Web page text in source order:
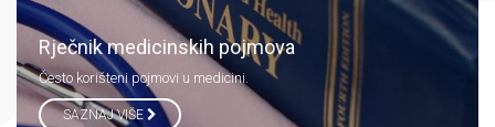
Rječnik medicinskih pojmova
Često korišteni pojmovi u medicini.
SAZNAJ VIŠE